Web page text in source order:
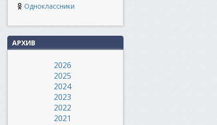
Одноклассники
АРХИВ
2026
2025
2024
2023
2022
2021